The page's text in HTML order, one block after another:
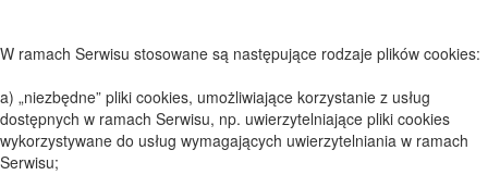
W ramach Serwisu stosowane są następujące rodzaje plików cookies:
a) „niezbędne” pliki cookies, umożliwiające korzystanie z usług
dostępnych w ramach Serwisu, np. uwierzytelniające pliki cookies
wykorzystywane do usług wymagających uwierzytelniania w ramach
Serwisu;